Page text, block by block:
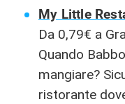
My Little
Da 0,79€ a
Quando
mangiare?
ristorante